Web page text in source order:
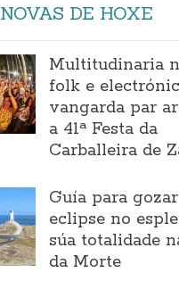
NOVAS DE HOXE
Multitudinaria
folk e
vangarda par
a 41ª Festa da
Carballeira de
Guía para
eclipse no
súa totalidade
da Morte